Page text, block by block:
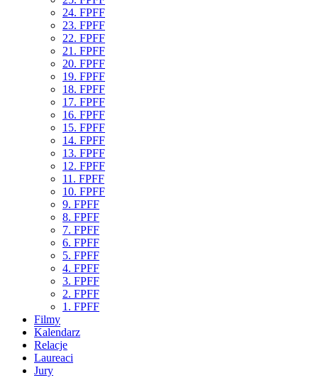
24. FPFF
23. FPFF
22. FPFF
21. FPFF
20. FPFF
19. FPFF
18. FPFF
17. FPFF
16. FPFF
15. FPFF
14. FPFF
13. FPFF
12. FPFF
11. FPFF
10. FPFF
9. FPFF
8. FPFF
7. FPFF
6. FPFF
5. FPFF
4. FPFF
3. FPFF
2. FPFF
1. FPFF
Filmy
Kalendarz
Relacje
Laureaci
Jury